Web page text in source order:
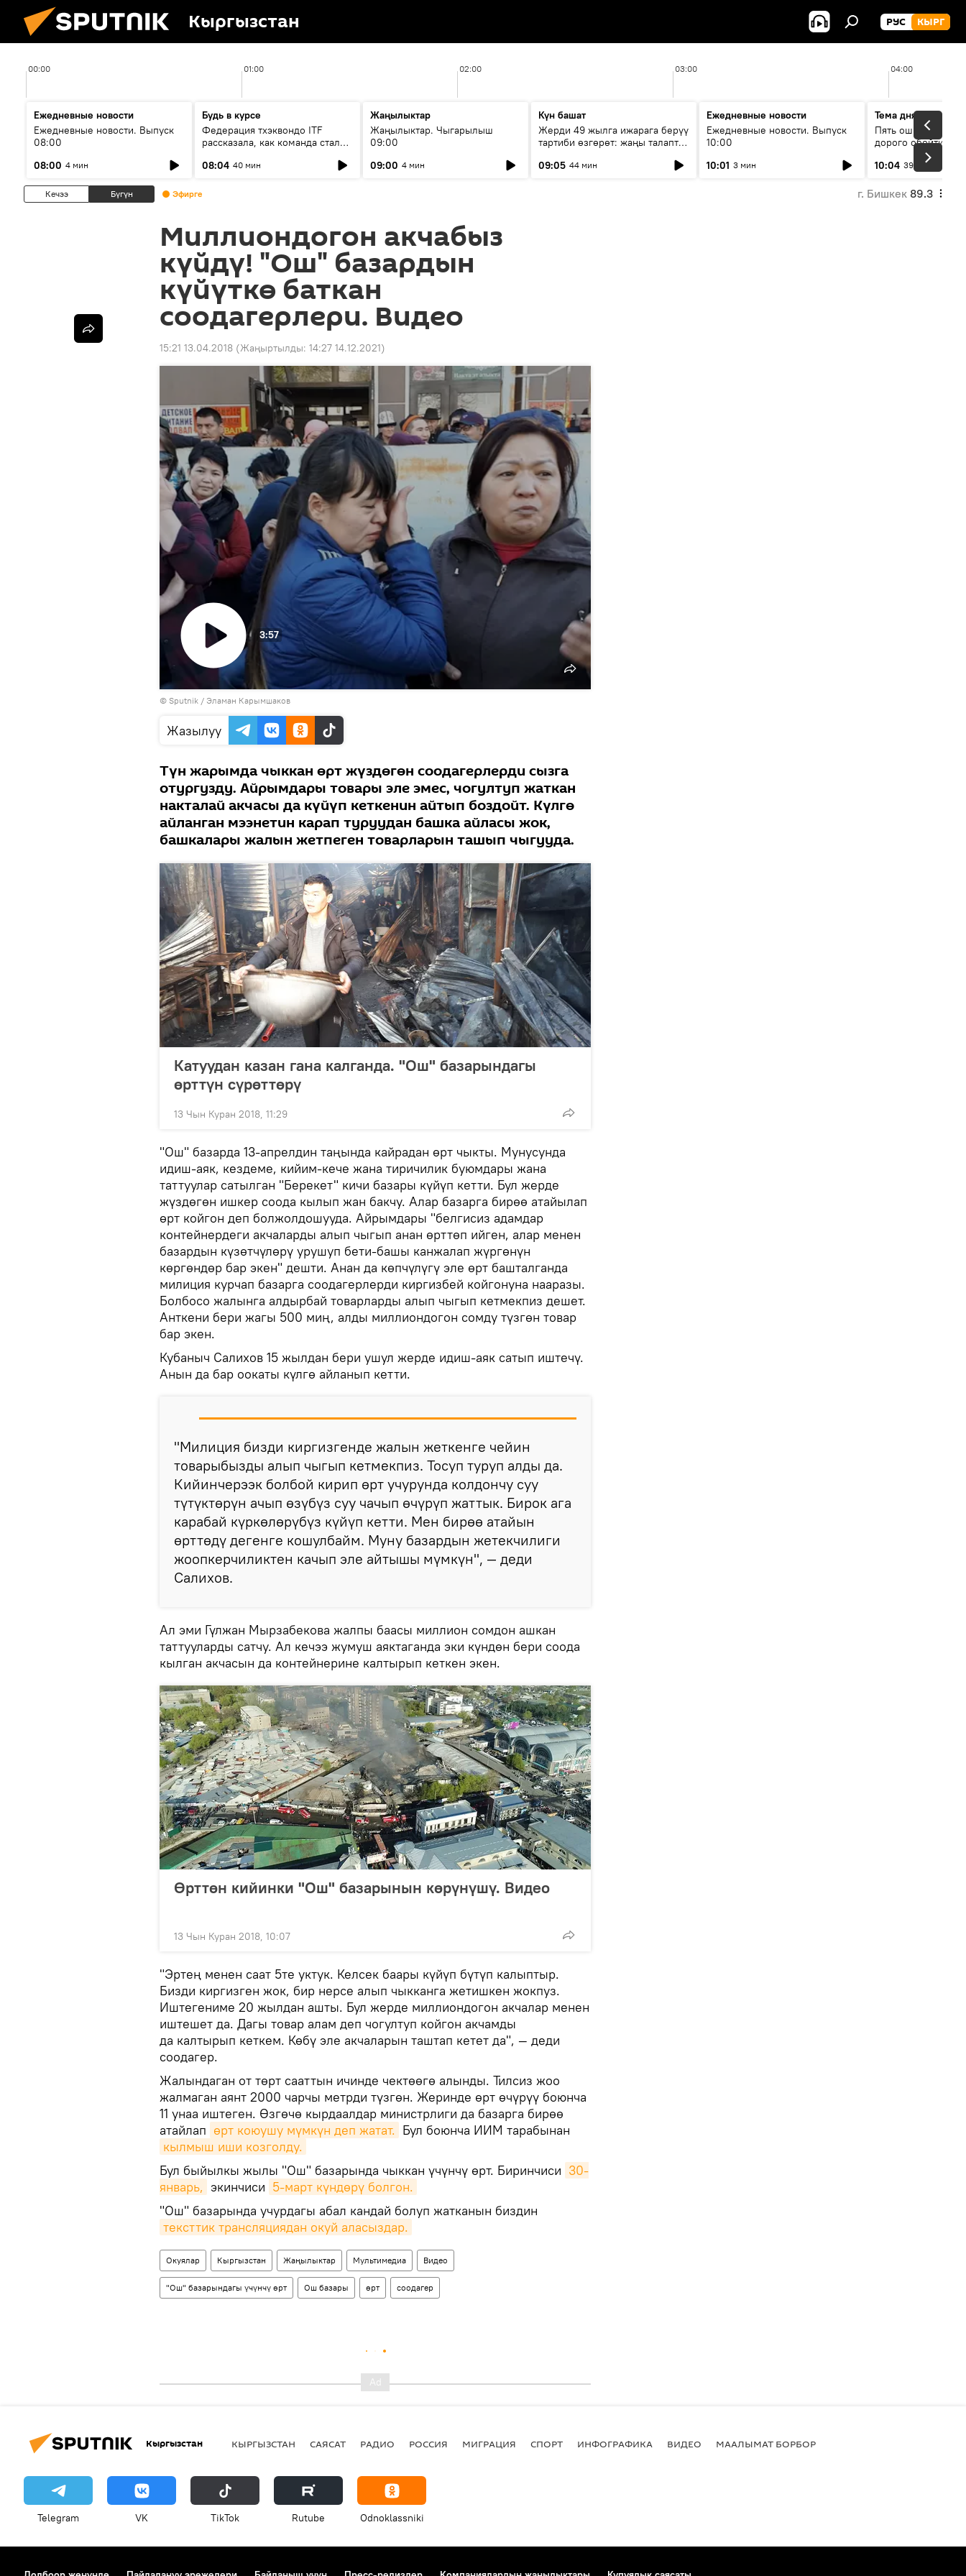
Кыргызстан РУС КЫРГ
00:00 01:00 02:00 03:00 04:00
Ежедневные новости
Ежедневные новости. Выпуск
08:00
08:00 4 мин
Будь в курсе
Федерация тхэквондо ITF
рассказала, как команда стала
08:04 40 мин
Жаңылыктар
Жаңылыктар. Чыгарылыш
09:00
09:00 4 мин
Күн башат
Жерди 49 жылга ижарага берүү
тартиби өзгөрөт: жаңы талаптар
09:05 44 мин
Ежедневные новости
Ежедневные новости. Выпуск
10:00
10:01 3 мин
Тема дня
Пять ошибок
дорого обойтись
10:04 39 мин
Кечээ Бүгүн Эфирге г. Бишкек 89.3
Миллиондогон акчабыз
күйдү! "Ош" базардын
күйүткө баткан
соодагерлери. Видео
15:21 13.04.2018 (Жаңыртылды: 14:27 14.12.2021)
Видеону
көрсөтүү
3:57
© Sputnik / Эламан Карымшаков
Жазылуу
Түн жарымда чыккан өрт жүздөгөн соодагерлерди сызга
отургузду. Айрымдары товары эле эмес, чогултуп жаткан
накталай акчасы да күйүп кеткенин айтып боздойт. Күлгө
айланган мээнетин карап туруудан башка айласы жок,
башкалары жалын жетпеген товарларын ташып чыгууда.
Катуудан казан гана калганда. "Ош" базарындагы
өрттүн сүрөттөрү
13 Чын Куран 2018, 11:29
"Ош" базарда 13-апрелдин таңында кайрадан өрт чыкты. Мунусунда
идиш-аяк, кездеме, кийим-кече жана тиричилик буюмдары жана
таттуулар сатылган "Берекет" кичи базары күйүп кетти. Бул жерде
жүздөгөн ишкер соода кылып жан бакчу. Алар базарга бирөө атайылап
өрт койгон деп болжолдошууда. Айрымдары "белгисиз адамдар
контейнердеги акчаларды алып чыгып анан өрттөп ийген, алар менен
базардын күзөтчүлөрү урушуп бети-башы канжалап жүргөнүн
көргөндөр бар экен" дешти. Анан да көпчүлүгү эле өрт башталганда
милиция курчап базарга соодагерлерди киргизбей койгонуна нааразы.
Болбосо жалынга алдырбай товарларды алып чыгып кетмекпиз дешет.
Анткени бери жагы 500 миң, алды миллиондогон сомду түзгөн товар
бар экен.
Кубаныч Салихов 15 жылдан бери ушул жерде идиш-аяк сатып иштечү.
Анын да бар оокаты күлгө айланып кетти.
"Милиция бизди киргизгенде жалын жеткенге чейин
товарыбызды алып чыгып кетмекпиз. Тосуп туруп алды да.
Кийинчерээк болбой кирип өрт учурунда колдончу суу
түтүктөрүн ачып өзүбүз суу чачып өчүрүп жаттык. Бирок ага
карабай күркөлөрүбүз күйүп кетти. Мен бирөө атайын
өрттөдү дегенге кошулбайм. Муну базардын жетекчилиги
жоопкерчиликтен качып эле айтышы мүмкүн", — деди
Салихов.
Ал эми Гүлжан Мырзабекова жалпы баасы миллион сомдон ашкан
таттууларды сатчу. Ал кечээ жумуш аяктаганда эки күндөн бери соода
кылган акчасын да контейнерине калтырып кеткен экен.
Өрттөн кийинки "Ош" базарынын көрүнүшү. Видео
13 Чын Куран 2018, 10:07
"Эртең менен саат 5те уктук. Келсек баары күйүп бүтүп калыптыр.
Бизди киргизген жок, бир нерсе алып чыкканга жетишкен жокпуз.
Иштегениме 20 жылдан ашты. Бул жерде миллиондогон акчалар менен
иштешет да. Дагы товар алам деп чогултуп койгон акчамды
да калтырып кеткем. Көбү эле акчаларын таштап кетет да", — деди
соодагер.
Жалындаган от төрт сааттын ичинде чектөөгө алынды. Тилсиз жоо
жалмаган аянт 2000 чарчы метрди түзгөн. Жеринде өрт өчүрүү боюнча
11 унаа иштеген. Өзгөчө кырдаалдар министрлиги да базарга бирөө
атайлап өрт коюушу мүмкүн деп жатат. Бул боюнча ИИМ тарабынан
кылмыш иши козголду.
Бул быйылкы жылы "Ош" базарында чыккан үчүнчү өрт. Биринчиси 30-
январь, экинчиси 5-март күндөрү болгон.
"Ош" базарында учурдагы абал кандай болуп жатканын биздин
тексттик трансляциядан окуй аласыздар.
Окуялар Кыргызстан Жаңылыктар Мультимедиа Видео
"Ош" базарындагы үчүнчү өрт Ош базары өрт соодагер
Кыргызстан КЫРГЫЗСТАН САЯСАТ РАДИО РОССИЯ МИГРАЦИЯ СПОРТ ИНФОГРАФИКА ВИДЕО МААЛЫМАТ БОРБОР
Telegram VK ТikТоk Rutube Odnoklassniki